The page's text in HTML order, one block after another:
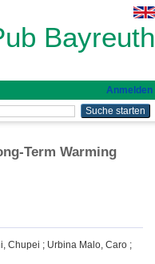
Bayreuth
Anmelden
Term Warming
Chupei ; Urbina Malo, Caro ;